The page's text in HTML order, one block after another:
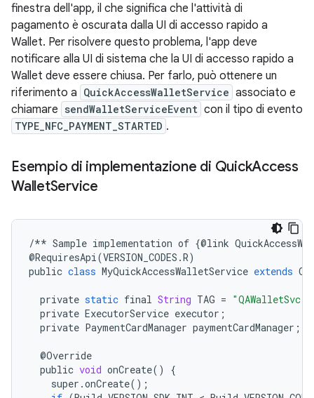
finestra dell'app, il che significa che l'attività di
pagamento è oscurata dalla UI di accesso rapido a
Wallet. Per risolvere questo problema, l'app deve
notificare alla UI di sistema che la UI di accesso rapido a
Wallet deve essere chiusa. Per farlo, può ottenere un
riferimento a QuickAccessWalletService associato e
chiamare sendWalletServiceEvent con il tipo di evento
TYPE_NFC_PAYMENT_STARTED .
Esempio di implementazione di QuickAccess
WalletService
/** Sample implementation of {@link
@RequiresApi(VERSION_CODES .R)
public class MyQuickAccessWalletService extends
private static final String TAG = "QAWalletSvc"
private ExecutorService executor ;
private PaymentCardManager paymentCardManager ;
@Override
public void onCreate()
{
super .onCreate();